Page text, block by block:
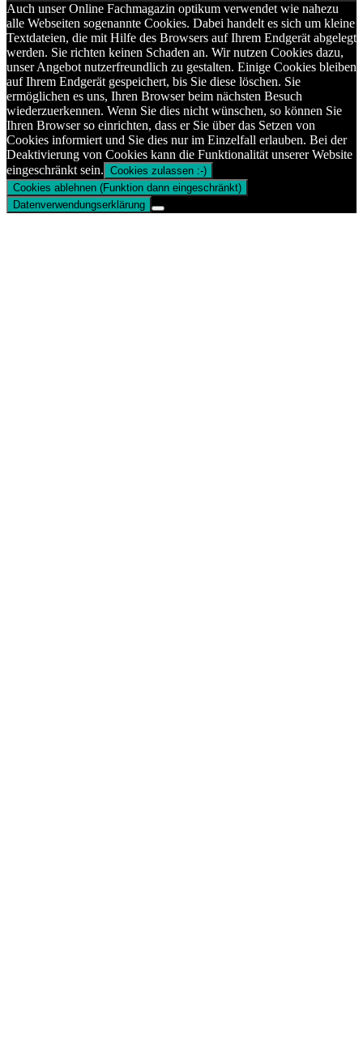
Auch unser Online Fachmagazin optikum verwendet wie nahezu
alle Webseiten sogenannte Cookies. Dabei handelt es sich um kleine
Textdateien, die mit Hilfe des Browsers auf Ihrem Endgerät abgelegt
werden. Sie richten keinen Schaden an. Wir nutzen Cookies dazu,
unser Angebot nutzerfreundlich zu gestalten. Einige Cookies bleiben
auf Ihrem Endgerät gespeichert, bis Sie diese löschen. Sie
ermöglichen es uns, Ihren Browser beim nächsten Besuch
wiederzuerkennen. Wenn Sie dies nicht wünschen, so können Sie
Ihren Browser so einrichten, dass er Sie über das Setzen von
Cookies informiert und Sie dies nur im Einzelfall erlauben. Bei der
Deaktivierung von Cookies kann die Funktionalität unserer Website
eingeschränkt sein. Cookies zulassen :-)
Cookies ablehnen (Funktion dann eingeschränkt)
Datenverwendungserklärung